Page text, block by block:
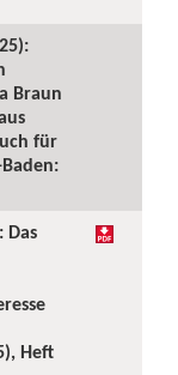
Braun
für
Das
Heft